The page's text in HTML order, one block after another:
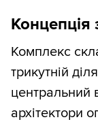
Концепція
Комплекс
трикутній
центральний
архітектори